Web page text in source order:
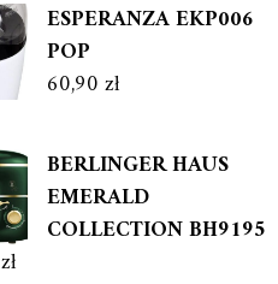
ESPERANZA EKP006
POP
60,90zł
BERLINGER HAUS
EMERALD
COLLECTION BH9195
zł